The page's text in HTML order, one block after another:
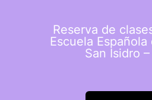
Reserva de
Escuela
San Isidro